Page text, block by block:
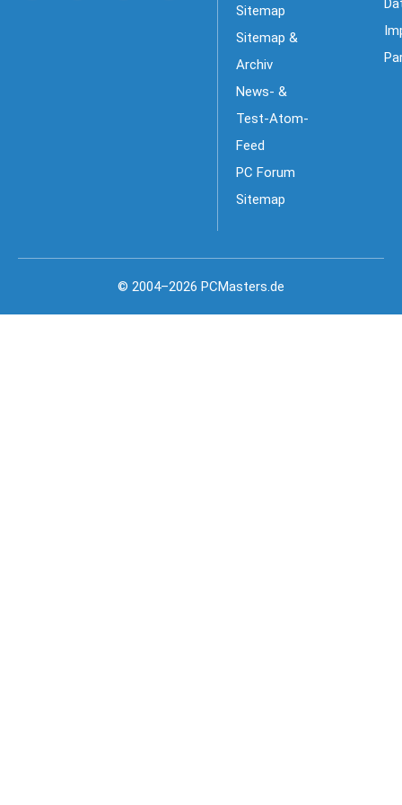
Sitemap
Sitemap &
Archiv
News- &
Test-Atom-
Feed
PC Forum
Sitemap
© 2004–2026 PCMasters.de